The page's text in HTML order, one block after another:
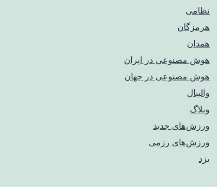
نظامی
هرمزگان
همدان
هوش مصنوعی در ایران
هوش مصنوعی در جهان
والیبال
وبلاگ
ورزش‌های جدید
ورزش‌های رزمی
یزد